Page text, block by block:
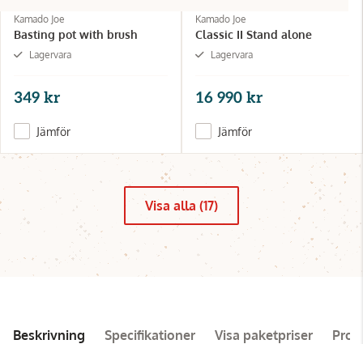
Kamado Joe
Basting pot with brush
Lagervara
349 kr
Jämför
Kamado Joe
Classic II Stand alone
Lagervara
16 990 kr
Jämför
Visa alla (17)
Beskrivning Specifikationer Visa paketpriser